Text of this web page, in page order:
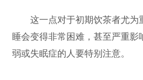
这一点对于初期饮茶者尤为
睡会变得非常困难，甚至严重
弱或失眠症的人要特别注意。